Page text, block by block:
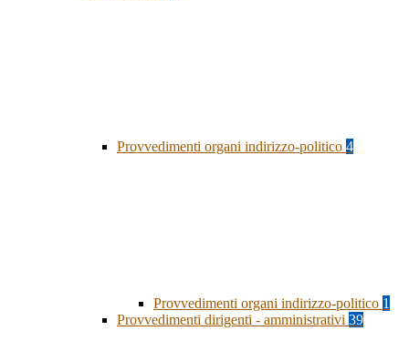
Provvedimenti organi indirizzo-politico 4
Provvedimenti organi indirizzo-politico 1
Provvedimenti dirigenti - amministrativi 39